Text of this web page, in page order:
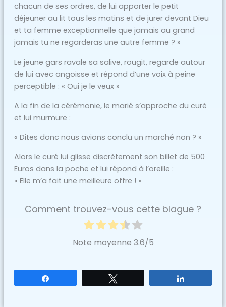
chacun de ses ordres, de lui apporter le petit
déjeuner au lit tous les matins et de jurer devant Dieu
et ta femme exceptionnelle que jamais au grand
jamais tu ne regarderas une autre femme ? »
Le jeune gars ravale sa salive, rougit, regarde autour
de lui avec angoisse et répond d’une voix à peine
perceptible : « Oui je le veux »
A la fin de la cérémonie, le marié s’approche du curé
et lui murmure :
« Dites donc nous avions conclu un marché non ? »
Alors le curé lui glisse discrètement son billet de 500
Euros dans la poche et lui répond à l’oreille :
« Elle m’a fait une meilleure offre ! »
Comment trouvez-vous cette blague ?
Note moyenne 3.6/5